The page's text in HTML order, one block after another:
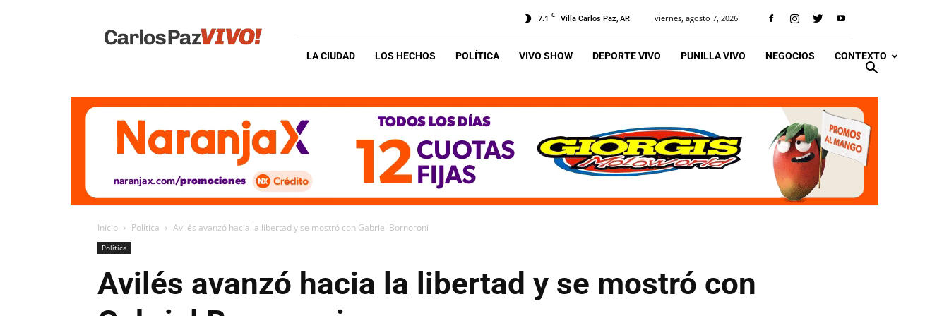
Vivo
7.1 C Villa Carlos Paz, AR viernes, agosto 7, 2026
LA CIUDAD LOS HECHOS POLÍTICA VIVO SHOW DEPORTE VIVO PUNILLA VIVO NEGOCIOS CONTEXTO
Inicio Política Avilés avanzó hacia la libertad y se mostró con Gabriel Bornoroni
Política
Avilés avanzó hacia la libertad y se mostró con